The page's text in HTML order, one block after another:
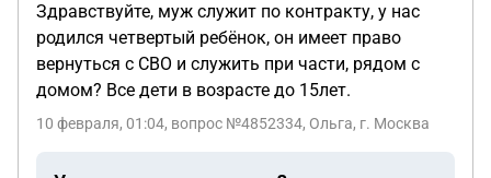
Здравствуйте, муж служит по контракту, у нас
родился четвертый ребёнок, он имеет право
вернуться с СВО и служить при части, рядом с
домом? Все дети в возрасте до 15лет.
10 февраля, 01:04, вопрос №4852334, Ольга, г. Москва